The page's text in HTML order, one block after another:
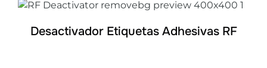
DETALLES
Desactivador Etiquetas Adhesivas RF